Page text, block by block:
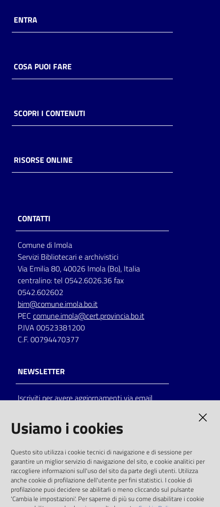
ENTRA
COSA PUOI FARE
SCOPRI I CONTENUTI
RISORSE ONLINE
CONTATTI
Comune di Imola
Servizi Bibliotecari e archivistici
Via Emilia 80, 40026 Imola (Bo), Italia
centralino: tel 0542.6026.36 fax
0542.602602
bim@comune.imola.bo.it
PEC comune.imola@cert.provincia.bo.it
P.IVA 00523381200
C.F. 00794470377
NEWSLETTER
Iscriviti per avere aggiornamenti via email
solo alle condizioni previste dalla direttiva
comunitaria 2003/98/CE e dal d.lgs. 36/2006
SOCIAL
Usiamo i cookies
Questo sito utilizza i cookie tecnici di navigazione e di sessione per
garantire un miglior servizio di navigazione del sito, e cookie analitici per
raccogliere informazioni sull'uso del sito da parte degli utenti. Utilizza
anche cookie di profilazione dell'utente per fini statistici. I cookie di
profilazione puoi decidere se abilitarli o meno cliccando sul pulsante
'Cambia le impostazioni'. Per saperne di più su come disabilitare i cookie